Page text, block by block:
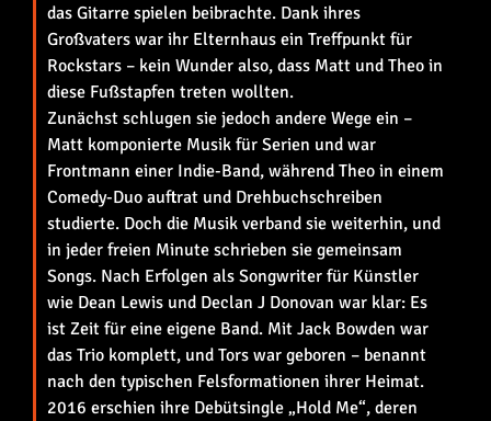
das Gitarre spielen beibrachte. Dank ihres
Großvaters war ihr Elternhaus ein Treffpunkt für
Rockstars – kein Wunder also, dass Matt und Theo in
diese Fußstapfen treten wollten.
Zunächst schlugen sie jedoch andere Wege ein –
Matt komponierte Musik für Serien und war
Frontmann einer Indie-Band, während Theo in einem
Comedy-Duo auftrat und Drehbuchschreiben
studierte. Doch die Musik verband sie weiterhin, und
in jeder freien Minute schrieben sie gemeinsam
Songs. Nach Erfolgen als Songwriter für Künstler
wie Dean Lewis und Declan J Donovan war klar: Es
ist Zeit für eine eigene Band. Mit Jack Bowden war
das Trio komplett, und Tors war geboren – benannt
nach den typischen Felsformationen ihrer Heimat.
2016 erschien ihre Debütsingle „Hold Me“, deren